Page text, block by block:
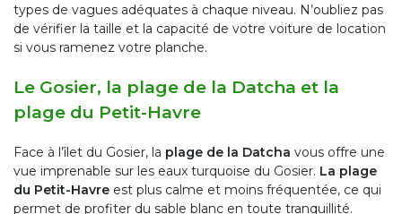
types de vagues adéquates à chaque niveau. N’oubliez pas
de vérifier la taille et la capacité de votre voiture de location
si vous ramenez votre planche.
Le Gosier, la plage de la Datcha et la
plage du Petit-Havre
Face à l’îlet du Gosier, la plage de la Datcha vous offre une
vue imprenable sur les eaux turquoise du Gosier. La plage
du Petit-Havre est plus calme et moins fréquentée, ce qui
permet de profiter du sable blanc en toute tranquillité.